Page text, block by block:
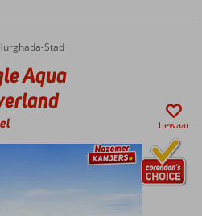
Stad
Aqua
bewaar